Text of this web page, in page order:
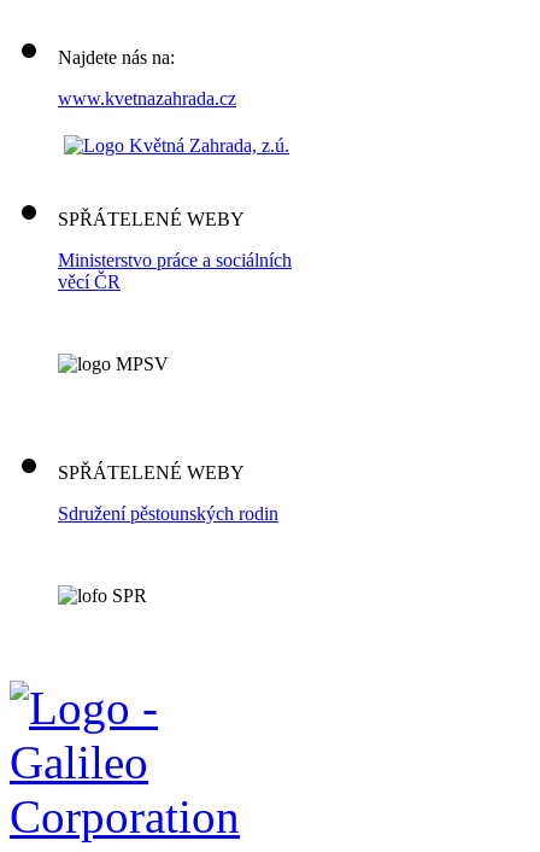
Najdete nás na:
www.kvetnazahrada.cz
SPŘÁTELENÉ WEBY
Ministerstvo práce a sociálních
věcí ČR
SPŘÁTELENÉ WEBY
Sdružení pěstounských rodin